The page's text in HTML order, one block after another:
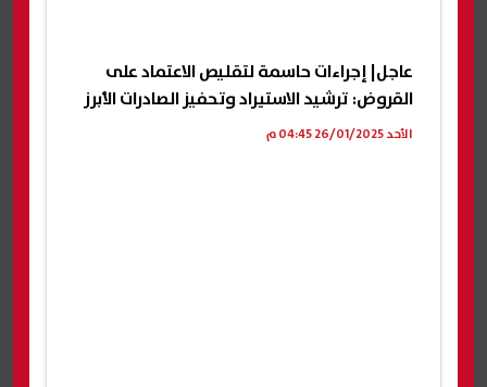
عاجل| إجراءات حاسمة لتقليص الاعتماد على
القروض: ترشيد الاستيراد وتحفيز الصادرات الأبرز
الأحد 26/01/2025 04:45 م